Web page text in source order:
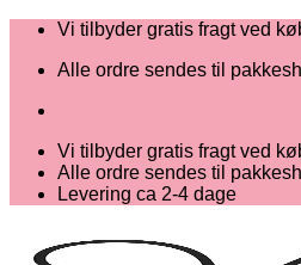
Fortsæt
indhold
Vi tilbyder gratis fragt ved
Alle ordre sendes til
Vi tilbyder gratis fragt ved
Alle ordre sendes til
Levering ca 2-4 dage